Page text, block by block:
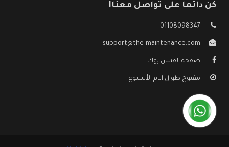
كن دائما على تواصل معنا!
01108098347
support@the-maintenance.com
صفحة الفيس بوك
مفتوح طوال ايام الأسبوع